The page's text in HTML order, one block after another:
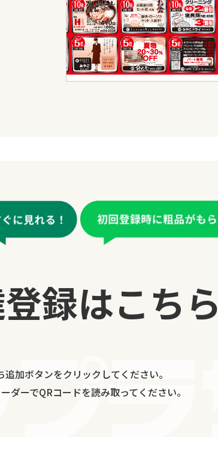
録はこちら
加ボタンをクリックしてください。
ーでQRコードを読み取ってください。